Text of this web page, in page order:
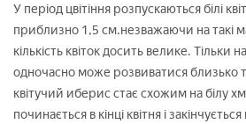
У період цвітіння розпускаються білі
приблизно 1,5 см.незважаючи на такі
кількість квіток досить велике. Тільки
одночасно може розвиватися близько
квітучий иберис стає схожим на білу
починається в кінці квітня і закінчується